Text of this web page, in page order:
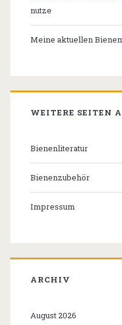
nutze
Meine aktuellen
WEITERE SEITEN
Bienenliteratur
Bienenzubehör
Impressum
ARCHIV
August 2026